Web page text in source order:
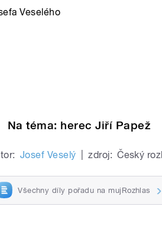
Veselého
Na téma: herec Jiří Papež
Josef Veselý zdroj: Český
Všechny díly pořadu na mujRozhlas